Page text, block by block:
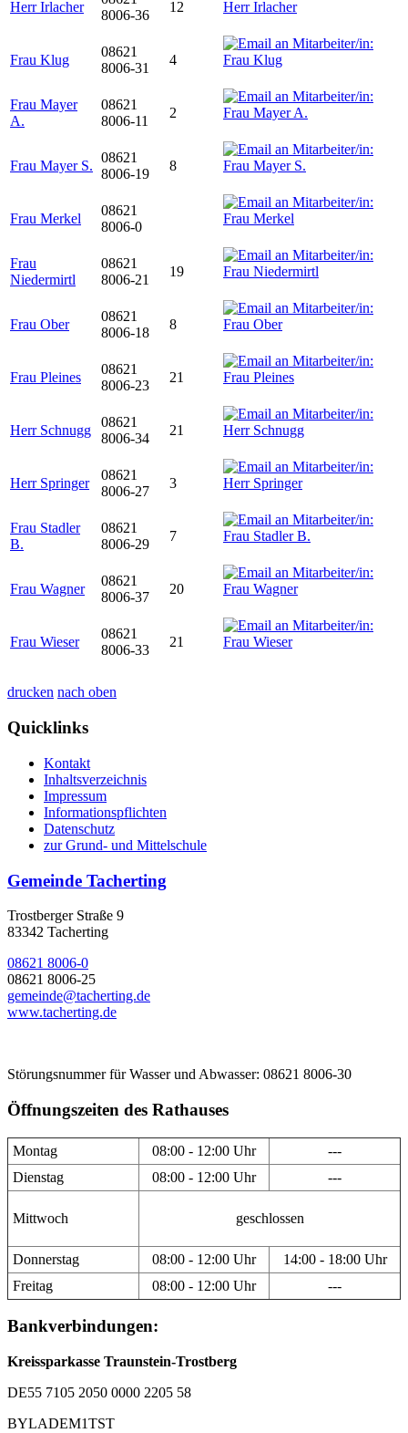
Herr Irlacher
8006-36
12
Frau Klug
08621
8006-31
4
Frau Mayer
A.
08621
8006-11
2
Frau Mayer S.
08621
8006-19
8
Frau Merkel
08621
8006-0
Frau
Niedermirtl
08621
8006-21
19
Frau Ober
08621
8006-18
8
Frau Pleines
08621
8006-23
21
Herr Schnugg
08621
8006-34
21
Herr Springer
08621
8006-27
3
Frau Stadler
B.
08621
8006-29
7
Frau Wagner
08621
8006-37
20
Frau Wieser
08621
8006-33
21
drucken nach oben
Quicklinks
Kontakt
Inhaltsverzeichnis
Impressum
Informationspflichten
Datenschutz
zur Grund- und Mittelschule
Gemeinde Tacherting
Trostberger Straße 9
83342 Tacherting
08621 8006-0
08621 8006-25
gemeinde@tacherting.de
www.tacherting.de
Störungsnummer für Wasser und Abwasser: 08621 8006-30
Öffnungszeiten des Rathauses
Montag 08:00 - 12:00 Uhr
---
Dienstag
08:00 - 12:00 Uhr ---
Mittwoch geschlossen
Donnerstag 08:00 - 12:00 Uhr
14:00 - 18:00 Uhr
Freitag
08:00 - 12:00 Uhr ---
Bankverbindungen:
Kreissparkasse Traunstein-Trostberg
DE55 7105 2050 0000 2205 58
BYLADEM1TST